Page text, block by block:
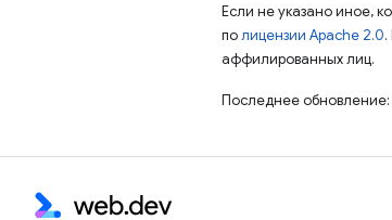
Если не указано иное,
полицензии Apache 2.0
аффилированных лиц.
Последнее